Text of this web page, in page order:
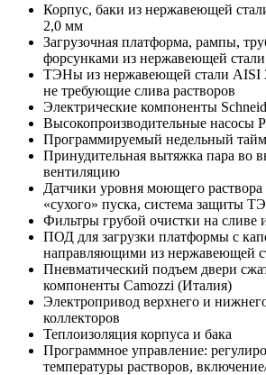
Корпус, баки из нержавеющей
2,0 мм
Загрузочная платформа, рампы,
форсунками из нержавеющей
ТЭНы из нержавеющей стали AISI
не требующие слива растворов
Электрические компоненты
Высокопроизводительные насосы
Программируемый недельный
Принудительная вытяжка пара во
вентиляцию
Датчики уровня моющего раствора
«сухого» пуска, система защиты
Фильтры грубой очистки на сливе
ПОД для загрузки платформы с
направляющими из нержавеющей
Пневматический подъем двери
компоненты Camozzi (Италия)
Электропривод верхнего и
коллекторов
Теплоизоляция корпуса и бака
Программное управление:
температуры растворов,